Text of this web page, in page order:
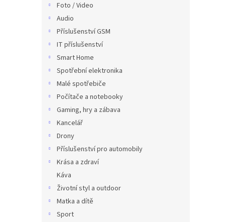
Foto / Video
Audio
Příslušenství GSM
IT příslušenství
Smart Home
Spotřební elektronika
Malé spotřebiče
Počítače a notebooky
Gaming, hry a zábava
Kancelář
Drony
Příslušenství pro automobily
Krása a zdraví
Káva
Životní styl a outdoor
Matka a dítě
Sport